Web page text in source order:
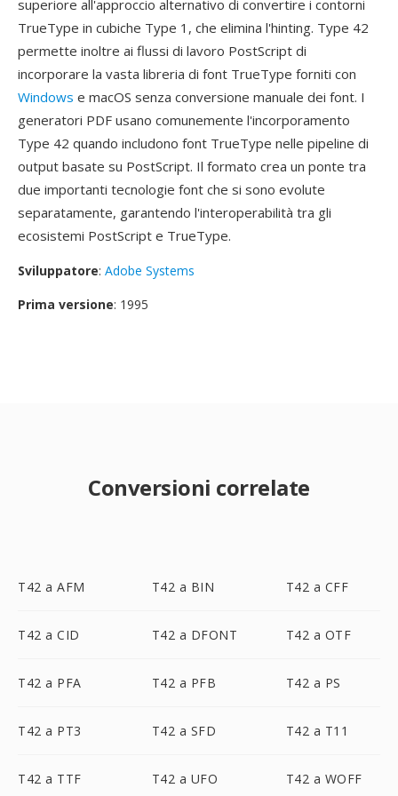
superiore all'approccio alternativo di convertire i contorni
TrueType in cubiche Type 1, che elimina l'hinting. Type 42
permette inoltre ai flussi di lavoro PostScript di
incorporare la vasta libreria di font TrueType forniti con
Windows e macOS senza conversione manuale dei font. I
generatori PDF usano comunemente l'incorporamento
Type 42 quando includono font TrueType nelle pipeline di
output basate su PostScript. Il formato crea un ponte tra
due importanti tecnologie font che si sono evolute
separatamente, garantendo l'interoperabilità tra gli
ecosistemi PostScript e TrueType.
Sviluppatore: Adobe Systems
Prima versione: 1995
Conversioni correlate
T42 a AFM T42 a BIN T42 a CFF
T42 a CID T42 a DFONT T42 a OTF
T42 a PFA T42 a PFB T42 a PS
T42 a PT3 T42 a SFD T42 a T11
T42 a TTF T42 a UFO T42 a WOFF